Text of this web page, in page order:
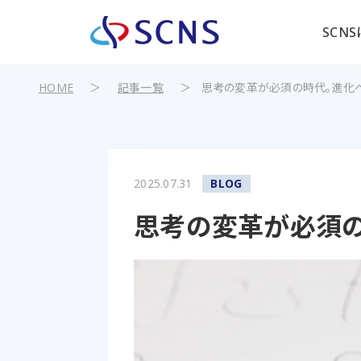
SCNS
HOME ＞ 記事一覧 ＞ 思考の変革が必須の時代。進化
2025.07.31 BLOG
思考の変革が必須